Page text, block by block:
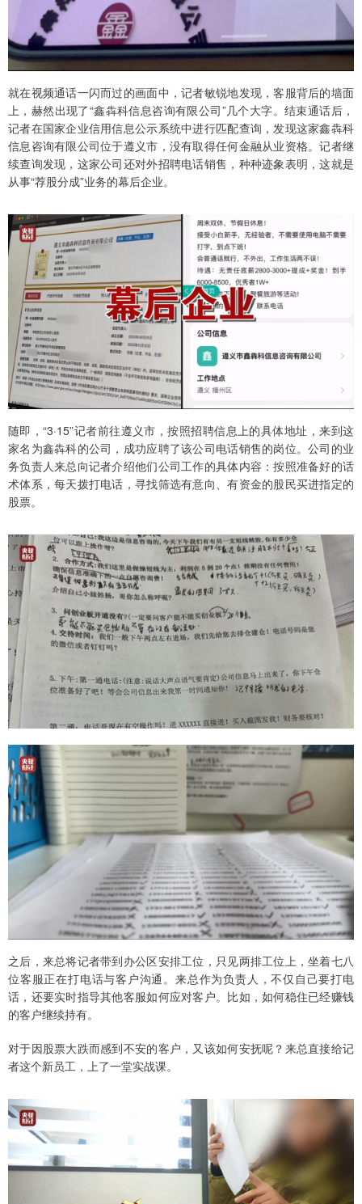
就在视频通话一闪而过的画面中，记者敏锐地发现，客服背后的墙面
上，赫然出现了“鑫犇科信息咨询有限公司”几个大字。结束通话后，
记者在国家企业信用信息公示系统中进行匹配查询，发现这家鑫犇科
信息咨询有限公司位于遵义市，没有取得任何金融从业资格。记者继
续查询发现，这家公司还对外招聘电话销售，种种迹象表明，这就是
从事“荐股分成”业务的幕后企业。
随即，“3·15”记者前往遵义市，按照招聘信息上的具体地址，来到这
家名为鑫犇科的公司，成功应聘了该公司电话销售的岗位。公司的业
务负责人来总向记者介绍他们公司工作的具体内容：按照准备好的话
术体系，每天拨打电话，寻找筛选有意向、有资金的股民买进指定的
股票。
之后，来总将记者带到办公区安排工位，只见两排工位上，坐着七八
位客服正在打电话与客户沟通。来总作为负责人，不仅自己要打电
话，还要实时指导其他客服如何应对客户。比如，如何稳住已经赚钱
的客户继续持有。
对于因股票大跌而感到不安的客户，又该如何安抚呢？来总直接给记
者这个新员工，上了一堂实战课。